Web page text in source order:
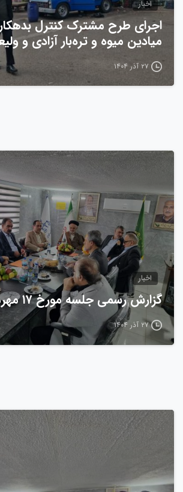
اخبار
اجرای طرح مشترک کنترل
میادین میوه و تره‌بار آزادی و
۲۷ آذر ۱۴۰۴
اخبار
گزارش رسمی جلسه مورخ ۱۷ مهرماه ۱۴۰۴
۲۷ آذر ۱۴۰۴